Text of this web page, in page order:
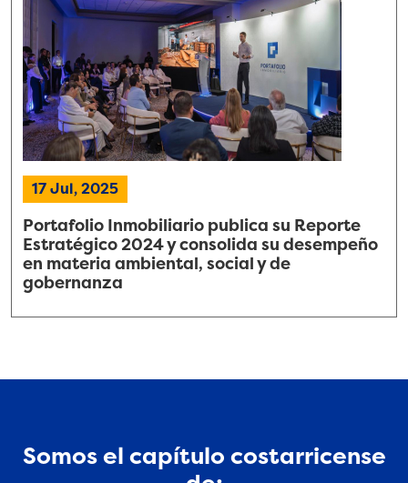
17 Jul, 2025
Portafolio Inmobiliario publica su Reporte
Estratégico 2024 y consolida su desempeño
en materia ambiental, social y de
gobernanza
Somos el capítulo costarricense